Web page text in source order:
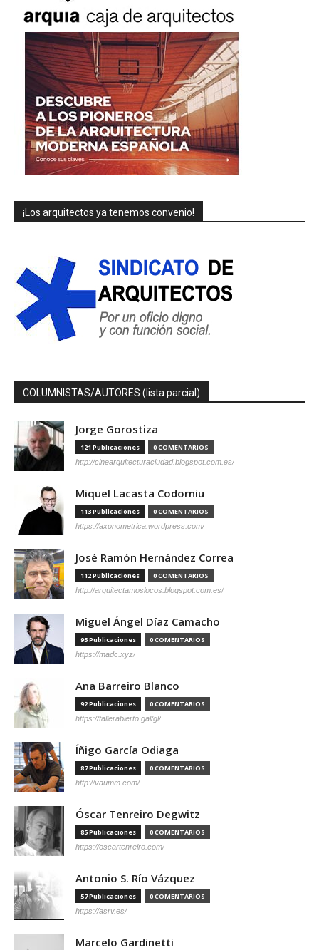
¡Los arquitectos ya tenemos convenio!
COLUMNISTAS/AUTORES (lista parcial)
Jorge Gorostiza
121 Publicaciones 0 COMENTARIOS
http://cinearquitecturaciudad.blogspot.com.es/
Miquel Lacasta Codorniu
113 Publicaciones 0 COMENTARIOS
https://axonometrica.wordpress.com/
José Ramón Hernández Correa
112 Publicaciones 0 COMENTARIOS
http://arquitectamoslocos.blogspot.com.es/
Miguel Ángel Díaz Camacho
95 Publicaciones 0 COMENTARIOS
https://madc.xyz/
Ana Barreiro Blanco
92 Publicaciones 0 COMENTARIOS
https://tallerabierto.gal/gl/
Íñigo García Odiaga
87 Publicaciones 0 COMENTARIOS
http://vaumm.com/
Óscar Tenreiro Degwitz
85 Publicaciones 0 COMENTARIOS
https://oscartenreiro.com/
Antonio S. Río Vázquez
57 Publicaciones 0 COMENTARIOS
https://asrv.es/
Marcelo Gardinetti